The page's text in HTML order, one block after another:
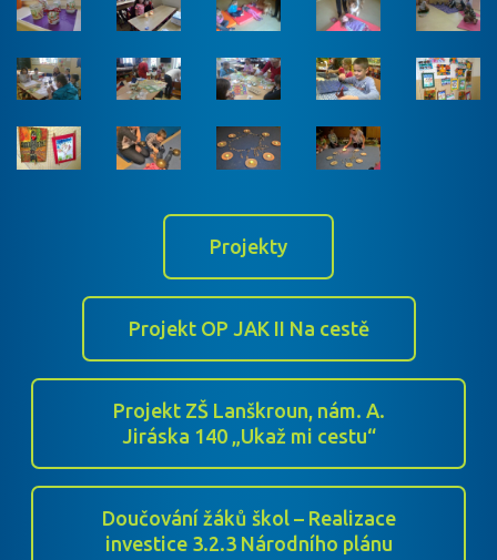
Projekty
Projekt OP JAK II Na cestě
Projekt ZŠ Lanškroun, nám. A.
Jiráska 140 „Ukaž mi cestu“
Doučování žáků škol – Realizace
investice 3.2.3 Národního plánu